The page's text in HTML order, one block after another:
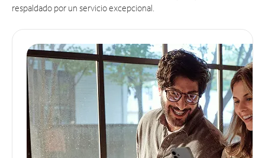
respaldado por un servicio excepcional.